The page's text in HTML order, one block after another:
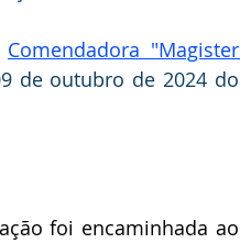
Comendadora "Magister
de outubro de 2024 do